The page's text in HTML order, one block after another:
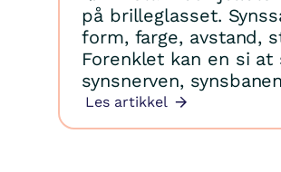
på brilleglasset.
form, farge, avstand,
Forenklet kan en si at
synsnerven,
Les artikkel